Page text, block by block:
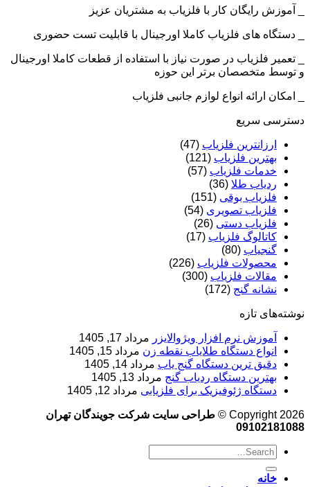
_ آموزش رایگان کار با فلزیاب به مشتریان عزیز
_ دستگاه های فلزیاب کاملا اورجینال با قابلیت تست حضوری
_ تعمیر فلزیاب در صورت نیاز با استفاده از قطعات کاملا اورجینال
و توسط متخصصان برتر این حوزه
_ امکان ارائه انواع لوازم جانبی فلزیاب
دسترسی سریع
ارزانترین فلزیاب (47)
بهترین فلزیاب (121)
خدمات فلزیاب (57)
ردیاب طلا (36)
فلزیاب بوقی (151)
فلزیاب تصویری (54)
فلزیاب دستی (26)
کاتالوگ فلزیاب (17)
گنجیاب (80)
محصولات فلزیاب (226)
مقالات فلزیاب (300)
نشانه گنج (172)
نوشته‌های تازه
آموزش نرم‌ افزار ویژوالایزر مرداد 17, 1405
انواع دستگاه طلایاب نقطه زن مرداد 15, 1405
دقیق ترین دستگاه گنج یاب مرداد 14, 1405
بهترین دستگاه ردیاب گنج مرداد 13, 1405
دستگاه ژئوفیزیک برای فلزیابی مرداد 12, 1405
Copyright 2026 ©
طراحی سایت شرکت جویندگان تهران
09102181088
خانه